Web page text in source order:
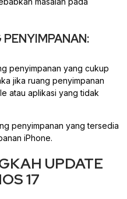
PENYIMPANAN:
penyimpanan yang cukup
jika ruang penyimpanan
atau aplikasi yang tidak
penyimpanan yang tersedia
iPhone.
UPDATE
17